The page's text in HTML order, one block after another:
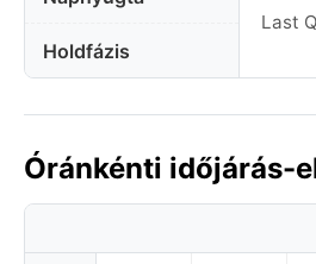
Holdfázis
Last
Óránkénti időjárás-